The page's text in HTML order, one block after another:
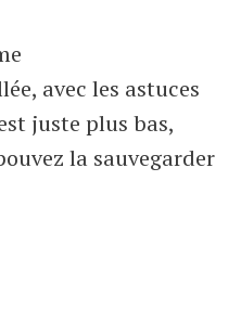
avec les astuces
juste plus bas,
la sauvegarder